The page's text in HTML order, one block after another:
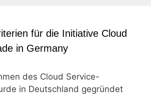
für die Initiative Cloud
in Germany
des Cloud Service-
in Deutschland gegründet